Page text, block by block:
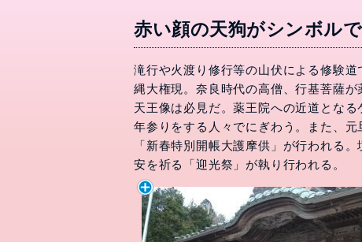
赤い顔の天狗がシンボル
滝行や火渡り修行等の山伏による修験
縄大権現。奈良時代の高僧、行基菩薩
天王像は必見だ。薬王院への近道とな
年参りをする人々でにぎわう。また、
「新春特別開帳大護摩供」が行われる
安を祈る「迎光祭」が執り行われる。